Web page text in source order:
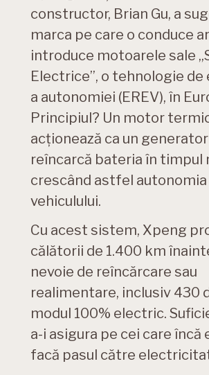
constructor, Brian Gu, a
marca pe care o conduce
introduce motoarele sale
Electrice”, o tehnologie
a autonomiei (EREV), în
Principiul? Un motor
acționează ca un
reîncarcă bateria în timpul
crescând astfel autonomia
vehiculului.
Cu acest sistem, Xpeng
călătorii de 1.400 km
nevoie de reîncărcare sau
realimentare, inclusiv 430
modul 100% electric.
a-i asigura pe cei care încă
facă pasul către